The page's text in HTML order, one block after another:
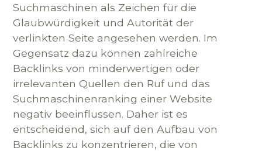
Suchmaschinen als Zeichen für die
Glaubwürdigkeit und Autorität der
verlinkten Seite angesehen werden. Im
Gegensatz dazu können zahlreiche
Backlinks von minderwertigen oder
irrelevanten Quellen den Ruf und das
Suchmaschinenranking einer Website
negativ beeinflussen. Daher ist es
entscheidend, sich auf den Aufbau von
Backlinks zu konzentrieren, die von